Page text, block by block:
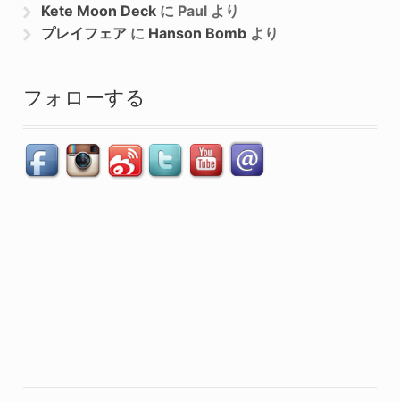
Kete Moon Deck に Paul より
プレイフェア に Hanson Bomb より
フォローする